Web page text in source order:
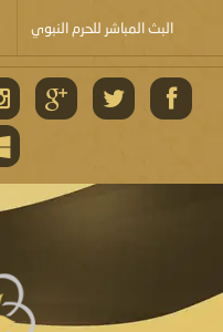
البث المباشر للحرم النبوي